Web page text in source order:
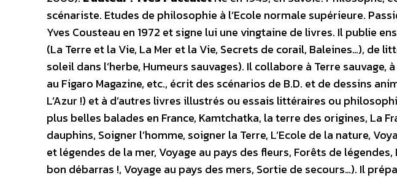
scénariste. Etudes de philosophie à l’Ecole normale supérieure.
Yves Cousteau en 1972 et signe lui une vingtaine de livres. Il publie
(La Terre et la Vie, La Mer et la Vie, Secrets de corail, Baleines…), de
soleil dans l’herbe, Humeurs sauvages). Il collabore à Terre sauvage,
au Figaro Magazine, etc., écrit des scénarios de B.D. et de dessins
L’Azur !) et à d’autres livres illustrés ou essais littéraires ou
plus belles balades en France, Kamtchatka, la terre des origines, La
dauphins, Soigner l’homme, soigner la Terre, L’Ecole de la nature,
et légendes de la mer, Voyage au pays des fleurs, Forêts de
bon débarras !, Voyage au pays des mers, Sortie de secours…). Il